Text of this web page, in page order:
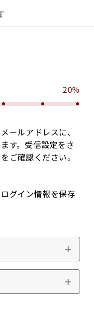
20%
ールアドレスに、
す。受信設定をさ
ご確認ください。
グイン情報を保存